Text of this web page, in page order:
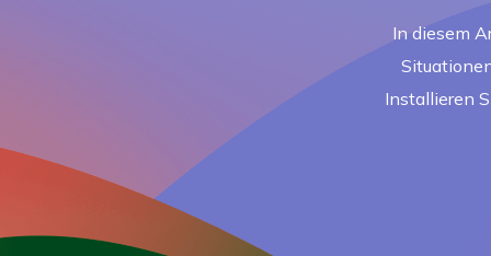
In diesem
Installieren